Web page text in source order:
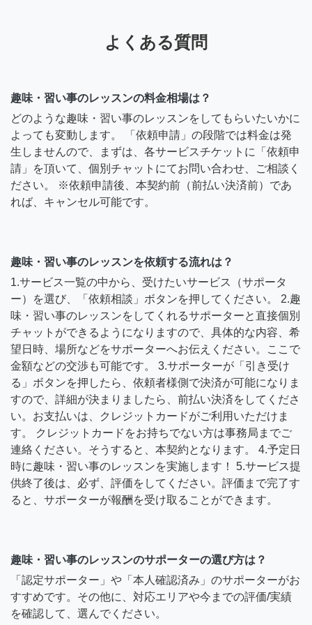
よくある質問
趣味・習い事のレッスンの料金相場は？
どのような趣味・習い事のレッスンをしてもらいたいかに
よっても変動します。 「依頼申請」の段階では料金は発
生しませんので、まずは、各サービスチケットに「依頼申
請」を頂いて、個別チャットにてお問い合わせ、ご相談く
ださい。 ※依頼申請後、本契約前（前払い決済前）であ
れば、キャンセル可能です。
趣味・習い事のレッスンを依頼する流れは？
1.サービス一覧の中から、受けたいサービス（サポータ
ー）を選び、「依頼相談」ボタンを押してください。 2.趣
味・習い事のレッスンをしてくれるサポーターと直接個別
チャットができるようになりますので、具体的な内容、希
望日時、場所などをサポーターへお伝えください。ここで
金額などの交渉も可能です。 3.サポーターが「引き受け
る」ボタンを押したら、依頼者様側で決済が可能になりま
すので、詳細が決まりましたら、前払い決済をしてくださ
い。お支払いは、クレジットカードがご利用いただけま
す。 クレジットカードをお持ちでない方は事務局までご
連絡ください。そうすると、本契約となります。 4.予定日
時に趣味・習い事のレッスンを実施します！ 5.サービス提
供終了後は、必ず、評価をしてください。評価まで完了す
ると、サポーターが報酬を受け取ることができます。
趣味・習い事のレッスンのサポーターの選び方は？
「認定サポーター」や「本人確認済み」のサポーターがお
すすめです。その他に、対応エリアや今までの評価/実績
を確認して、選んでください。